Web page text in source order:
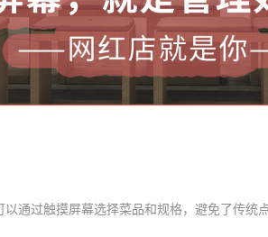
通过触摸屏幕选择菜品和规格，避免了传